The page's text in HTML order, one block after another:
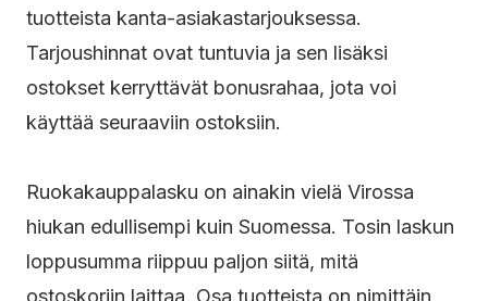
tuotteista kanta-asiakastarjouksessa.
Tarjoushinnat ovat tuntuvia ja sen lisäksi
ostokset kerryttävät bonusrahaa, jota voi
käyttää seuraaviin ostoksiin.
Ruokakauppalasku on ainakin vielä Virossa
hiukan edullisempi kuin Suomessa. Tosin laskun
loppusumma riippuu paljon siitä, mitä
ostoskoriin laittaa. Osa tuotteista on nimittäin